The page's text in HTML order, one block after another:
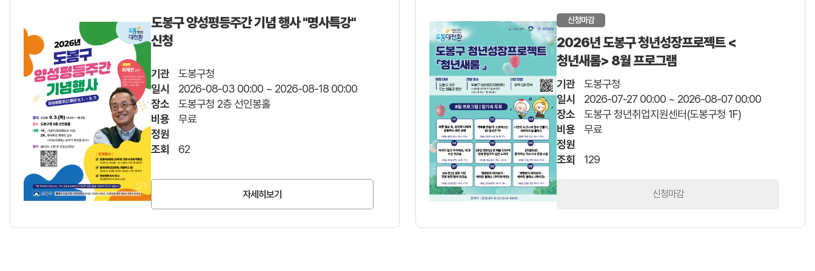
도봉구 양성평등주간 기념 행사 "명사특강"
신청
기관
도봉구청
일시
2026-08-03 00:00 ~ 2026-08-18 00:00
장소
도봉구청 2층 선인봉홀
비용
무료
정원
조회
62
자세히보기
신청마감
2026년 도봉구 청년성장프로젝트 <
청년새롬> 8월 프로그램
기관
도봉구청
일시
2026-07-27 00:00 ~ 2026-08-07 00:00
장소
도봉구 청년취업지원센터(도봉구청 1F)
비용
무료
정원
조회
129
신청마감